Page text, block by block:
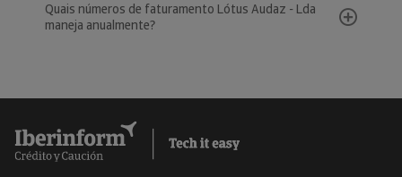
Quais números de faturamento Lótus Audaz - Lda
maneja anualmente?